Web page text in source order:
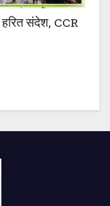
हरित संदेश, CCR